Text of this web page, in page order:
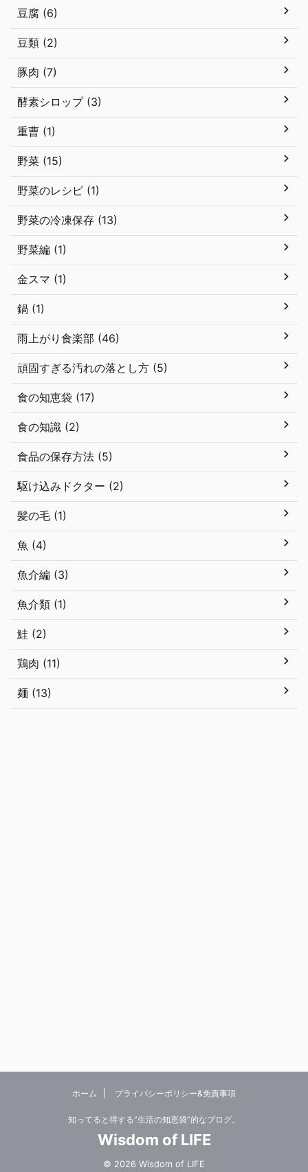
豆腐 (6)
豆類 (2)
豚肉 (7)
酵素シロップ (3)
重曹 (1)
野菜 (15)
野菜のレシピ (1)
野菜の冷凍保存 (13)
野菜編 (1)
金スマ (1)
鍋 (1)
雨上がり食楽部 (46)
頑固すぎる汚れの落とし方 (5)
食の知恵袋 (17)
食の知識 (2)
食品の保存方法 (5)
駆け込みドクター (2)
髪の毛 (1)
魚 (4)
魚介編 (3)
魚介類 (1)
鮭 (2)
鶏肉 (11)
麺 (13)
ホーム プライバシーポリシー&免責事項
知ってると得する”生活の知恵袋”的なブログ。
Wisdom of LIFE
© 2026 Wisdom of LIFE